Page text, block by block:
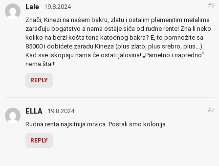
Lale 19.8.2024 #6
Znači, Kinezi na našem bakru, zlatu i ostalim plemenitim metalima
zarađuju bogatstvo a nama ostaje sića od rudne rente! Zna li neko
koliko na berzi košta tona katodnog bakra? E, to pomnožite sa
85000 i dobićete zaradu Kineza (plus zlato, plus srebro, plus…).
Kad sve iskopaju nama će ostati jalovina! „Pametno i napredno“
nema šta!!!
REPLY
ELLA 19.8.2024 #7
Rudna renta najsitnija mrvica. Postali smo kolonija
REPLY